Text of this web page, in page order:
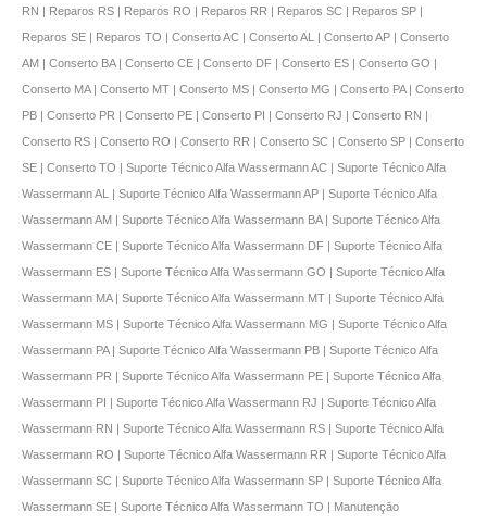
RN | Reparos RS | Reparos RO | Reparos RR | Reparos SC | Reparos SP |
Reparos SE | Reparos TO | Conserto AC | Conserto AL | Conserto AP | Conserto
AM | Conserto BA | Conserto CE | Conserto DF | Conserto ES | Conserto GO |
Conserto MA | Conserto MT | Conserto MS | Conserto MG | Conserto PA | Conserto
PB | Conserto PR | Conserto PE | Conserto PI | Conserto RJ | Conserto RN |
Conserto RS | Conserto RO | Conserto RR | Conserto SC | Conserto SP | Conserto
SE | Conserto TO | Suporte Técnico Alfa Wassermann AC | Suporte Técnico Alfa
Wassermann AL | Suporte Técnico Alfa Wassermann AP | Suporte Técnico Alfa
Wassermann AM | Suporte Técnico Alfa Wassermann BA | Suporte Técnico Alfa
Wassermann CE | Suporte Técnico Alfa Wassermann DF | Suporte Técnico Alfa
Wassermann ES | Suporte Técnico Alfa Wassermann GO | Suporte Técnico Alfa
Wassermann MA | Suporte Técnico Alfa Wassermann MT | Suporte Técnico Alfa
Wassermann MS | Suporte Técnico Alfa Wassermann MG | Suporte Técnico Alfa
Wassermann PA | Suporte Técnico Alfa Wassermann PB | Suporte Técnico Alfa
Wassermann PR | Suporte Técnico Alfa Wassermann PE | Suporte Técnico Alfa
Wassermann PI | Suporte Técnico Alfa Wassermann RJ | Suporte Técnico Alfa
Wassermann RN | Suporte Técnico Alfa Wassermann RS | Suporte Técnico Alfa
Wassermann RO | Suporte Técnico Alfa Wassermann RR | Suporte Técnico Alfa
Wassermann SC | Suporte Técnico Alfa Wassermann SP | Suporte Técnico Alfa
Wassermann SE | Suporte Técnico Alfa Wassermann TO | Manutençāo